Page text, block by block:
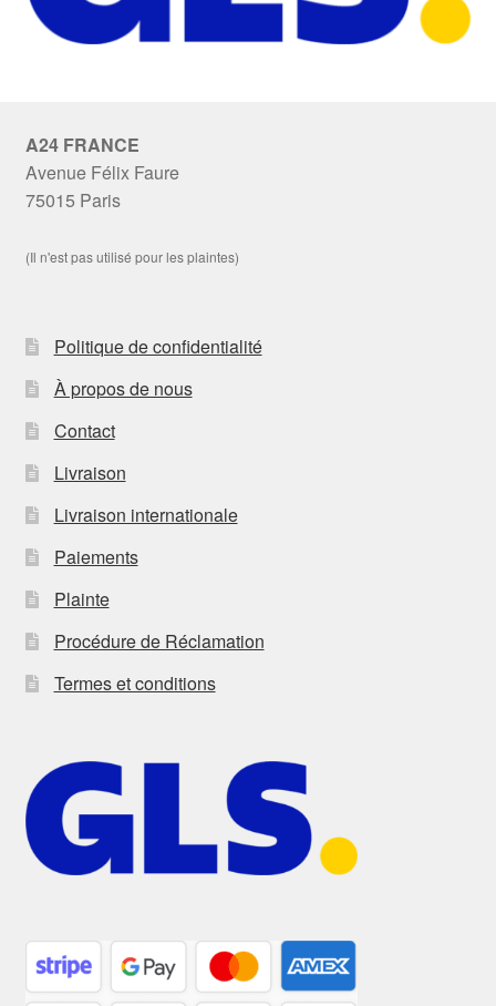
A24 FRANCE
Avenue Félix Faure
75015 Paris
(Il n'est pas utilisé pour les plaintes)
Politique de confidentialité
À propos de nous
Contact
Livraison
Livraison internationale
Paiements
Plainte
Procédure de Réclamation
Termes et conditions